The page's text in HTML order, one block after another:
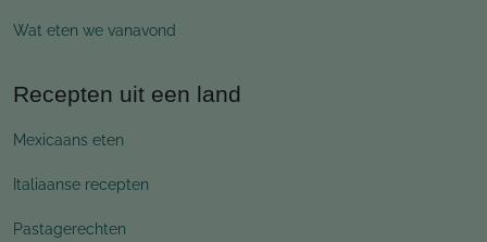
Wat eten we vanavond
Recepten uit een land
Mexicaans eten
Italiaanse recepten
Pastagerechten